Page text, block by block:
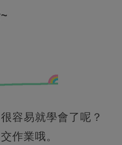
容易就學會了呢？
作業哦。